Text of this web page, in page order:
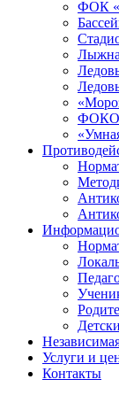
ФОК
Услуги и
Контакты